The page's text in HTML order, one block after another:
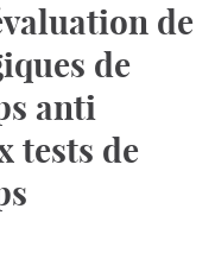
de
de
anti
tests de